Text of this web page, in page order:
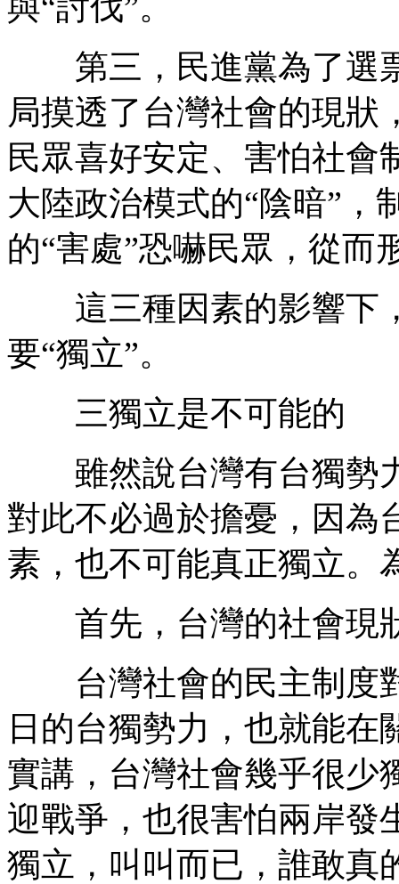
第三，民進黨為了選
局摸透了台灣社會的現狀
民眾喜好安定、害怕社會
大陸政治模式的“陰暗”，
的“害處”恐嚇民眾，從而
這三種因素的影響下
要“獨立”。
三獨立是不可能的
雖然說台灣有台獨勢
對此不必過於擔憂，因為
素，也不可能真正獨立。
首先，台灣的社會現
台灣社會的民主制度
日的台獨勢力，也就能
實講，台灣社會幾乎很少
迎戰爭，也很害怕兩岸發
獨立，叫叫而已，誰敢真